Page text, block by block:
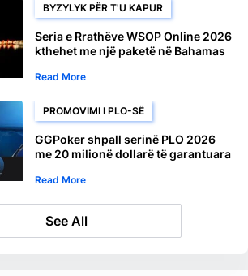
BYZYLYK PËR T'U KAPUR
Seria e Rrathëve WSOP Online 2026
kthehet me një paketë në Bahamas
Read More
PROMOVIMI I PLO-SË
GGPoker shpall serinë PLO 2026
me 20 milionë dollarë të garantuara
Read More
See All